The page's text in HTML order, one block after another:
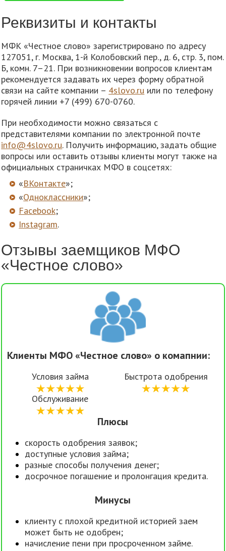
Реквизиты и контакты
МФК «Честное слово» зарегистрировано по адресу
127051, г. Москва, 1-й Колобовский пер., д. 6, стр. 3, пом.
Б, комн. 7–21. При возникновении вопросов клиентам
рекомендуется задавать их через форму обратной
связи на сайте компании – 4slovo.ru или по телефону
горячей линии +7 (499) 670-0760.
При необходимости можно связаться с
представителями компании по электронной почте
info@4slovo.ru. Получить информацию, задать общие
вопросы или оставить отзывы клиенты могут также на
официальных страничках МФО в соцсетях:
«ВКонтакте»;
«Одноклассники»;
Facebook;
Instagram.
Отзывы заемщиков МФО
«Честное слово»
Клиенты МФО «Честное слово» о комапнии:
Условия займа
Быстрота одобрения
Обслуживание
Плюсы
скорость одобрения заявок;
доступные условия займа;
разные способы получения денег;
досрочное погашение и пролонгация кредита.
Минусы
клиенту с плохой кредитной историей заем
может быть не одобрен;
начисление пени при просроченном займе.